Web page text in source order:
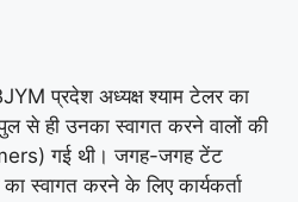
प्रदेश अध्यक्ष श्याम टेलर का
से ही उनका स्वागत करने वालों की
गई थी। जगह-जगह टेंट
स्वागत करने के लिए कार्यकर्ता